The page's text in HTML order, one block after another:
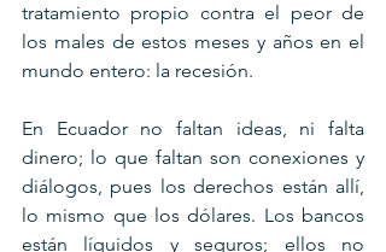
tratamiento propio contra el peor de
los males de estos meses y años en el
mundo entero: la recesión.
En Ecuador no faltan ideas, ni falta
dinero; lo que faltan son conexiones y
diálogos, pues los derechos están allí,
lo mismo que los dólares. Los bancos
están líquidos y seguros; ellos no